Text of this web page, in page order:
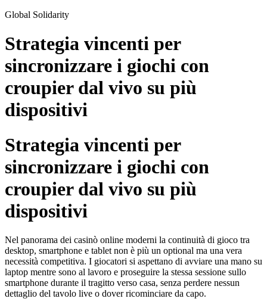
Skip
content
Global Solidarity
Strategia vincenti per
sincronizzare i giochi con
croupier dal vivo su più
dispositivi
Strategia vincenti per
sincronizzare i giochi con
croupier dal vivo su più
dispositivi
Nel panorama dei casinò online moderni la continuità di gioco tra
desktop, smartphone e tablet non è più un optional ma una vera
necessità competitiva. I giocatori si aspettano di avviare una mano su
laptop mentre sono al lavoro e proseguire la stessa sessione sullo
smartphone durante il tragitto verso casa, senza perdere nessun
dettaglio del tavolo live o dover ricominciare da capo.